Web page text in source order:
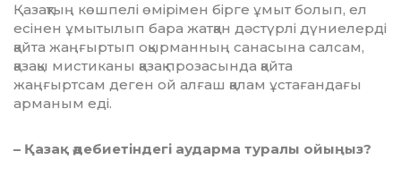
Қазақтың көшпелі өмірімен бір­ге ұмыт болып, ел
есінен ұмы­тылып бара жатқан дәстүрлі дүние­лер­ді
қайта жаңғыртып оқыр­ман­ның санасына салсам,
қазақы мис­­тиканы қазақ прозасында қай­та
жаңғыртсам деген ой алғаш қа­лам ұстағандағы
арманым еді.
– Қазақ әдебиетіндегі аударма туралы ойыңыз?